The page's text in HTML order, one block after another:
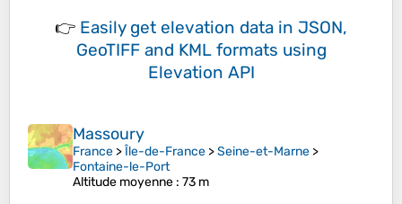
👉 Easily get elevation data in JSON,
GeoTIFF and KML formats using
Elevation API
Massoury
France >Île-de-France >Seine-et-Marne >
Fontaine-le-Port
Altitude moyenne : 73 m